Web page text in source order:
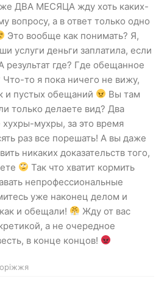
ДВА МЕСЯЦА жду хоть каких-
вопросу, а в ответ только одно
Это вообще как понимать? Я,
услуги деньги заплатила, если
результат где? Где обещанное
то я пока ничего не вижу,
и пустых обещаний
Вы там
только делаете вид? Два
мухры, за это время
раз все порешать! А вы даже
никаких доказательств того,
Так что хватит кормить
непрофессиональные
уже наконец делом и
и обещали!
Жду от вас
а не очередное
в конце концов!